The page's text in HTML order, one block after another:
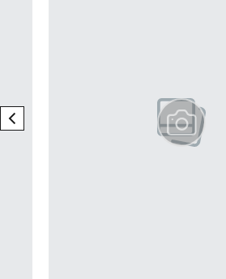
previous element